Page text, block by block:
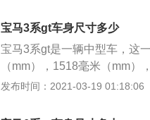
8at变速器。宝马3系gt使用的
架使用的是双球节独立悬架
提高汽车的操控性。
别为4954\/1868\/1489mm，
照还未曝光，参考现款X5。
晶屏和全液晶仪表相连，同
来看，依然很宝马；4、动
轮增压发动机，最大功率分
宝马3系gt车身尺寸多少
宝马3系gt是一辆中型车，这
（mm），1518毫米（mm
跨界车。宝马3系gt使用的是
具有184马力和270牛米的最
发布时间：2021-03-19 01:18:06